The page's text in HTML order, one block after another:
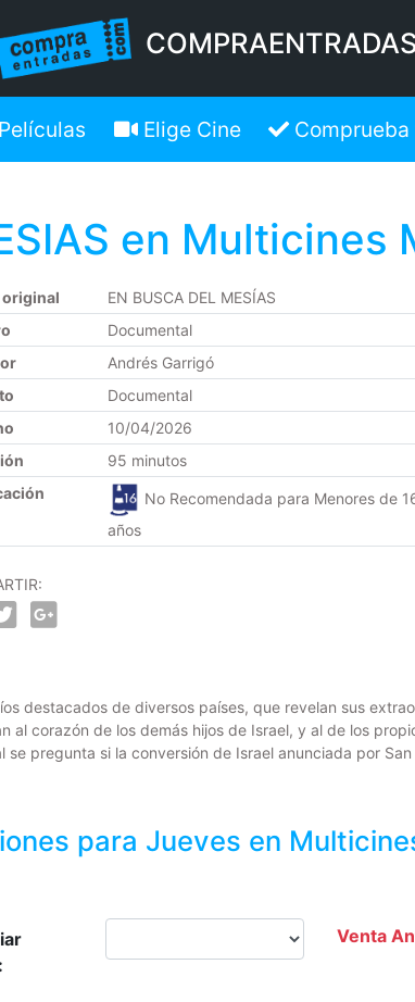
Elige Cine
en Multicines
EN BUSCA DEL MESÍAS
Documental
Andrés Garrigó
Documental
10/04/2026
95 minutos
No Recomendada para Menores de
años
destacados de diversos países, que revelan sus
al corazón de los demás hijos de Israel, y al de los
pregunta si la conversión de Israel anunciada por
para Jueves en
Venta